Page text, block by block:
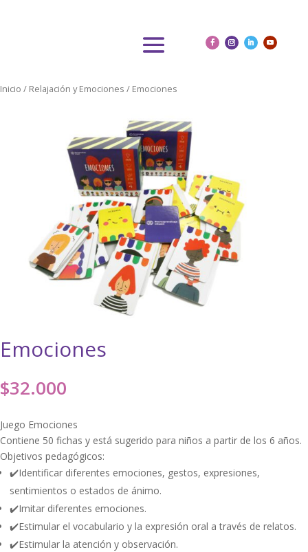
Inicio / Relajación y Emociones / Emociones
Emociones
$32.000
Juego Emociones
Contiene 50 fichas y está sugerido para niños a partir de los 6 años.
Objetivos pedagógicos:
✔️Identificar diferentes emociones, gestos, expresiones,
sentimientos o estados de ánimo.
✔️Imitar diferentes emociones.
✔️Estimular el vocabulario y la expresión oral a través de relatos.
✔️Estimular la atención y observación.